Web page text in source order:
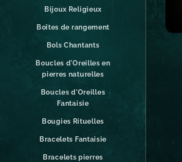
Bijoux Religieux
Boîtes de rangement
Bols Chantants
Boucles d'Oreilles en
pierres naturelles
Boucles d'Oreilles
Fantaisie
Bougies Rituelles
Bracelets Fantaisie
Bracelets pierres